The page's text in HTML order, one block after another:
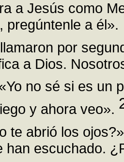
a Jesús como
pregúntenle a él».
por
a Dios.
no sé si es un
y ahora veo».
te abrió los
han escuchado.